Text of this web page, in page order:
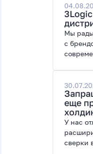
Мы рады
с
еще
У нас
сверки